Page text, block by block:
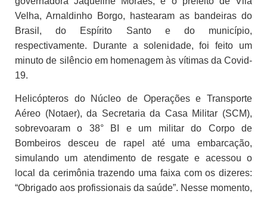
Velha, Arnaldinho Borgo, hastearam as bandeiras do
Brasil, do Espírito Santo e do município,
respectivamente. Durante a solenidade, foi feito um
minuto de silêncio em homenagem às vítimas da Covid-
19.
Helicópteros do Núcleo de Operações e Transporte
Aéreo (Notaer), da Secretaria da Casa Militar (SCM),
sobrevoaram o 38° BI e um militar do Corpo de
Bombeiros desceu de rapel até uma embarcação,
simulando um atendimento de resgate e acessou o
local da cerimônia trazendo uma faixa com os dizeres:
“Obrigado aos profissionais da saúde”. Nesse momento,